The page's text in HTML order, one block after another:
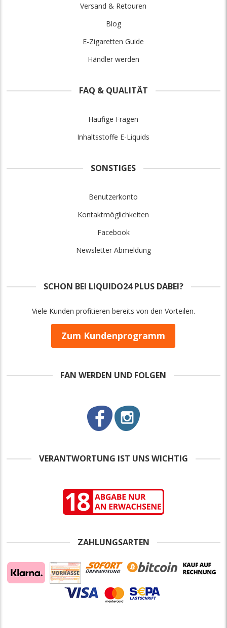
Versand & Retouren
Blog
E-Zigaretten Guide
Händler werden
FAQ & QUALITÄT
Häufige Fragen
Inhaltsstoffe E-Liquids
SONSTIGES
Benutzerkonto
Kontaktmöglichkeiten
Facebook
Newsletter Abmeldung
SCHON BEI LIQUIDO24 PLUS DABEI?
Viele Kunden profitieren bereits von den Vorteilen.
Zum Kundenprogramm
FAN WERDEN UND FOLGEN
VERANTWORTUNG IST UNS WICHTIG
ZAHLUNGSARTEN